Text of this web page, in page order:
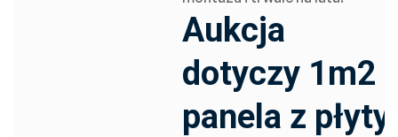
Aukcja
dotyczy 1m2
panela z płyty